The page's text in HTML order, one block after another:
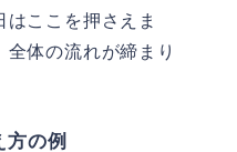
ここを押さえま
体の流れが締まり
方の例